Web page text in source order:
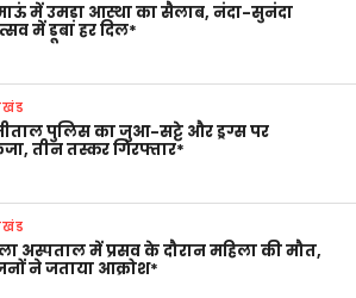
में उमड़ा आस्था का सैलाब, नंदा-सुनंदा
में डूबा हर दिल*
पुलिस का जुआ-सट्टे और ड्रग्स पर
तीन तस्कर गिरफ्तार*
अस्पताल में प्रसव के दौरान महिला की मौत,
ने जताया आक्रोश*